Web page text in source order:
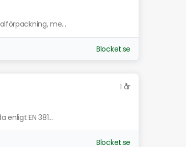
me...
Blocket.se
1 år
EN 381...
Blocket.se